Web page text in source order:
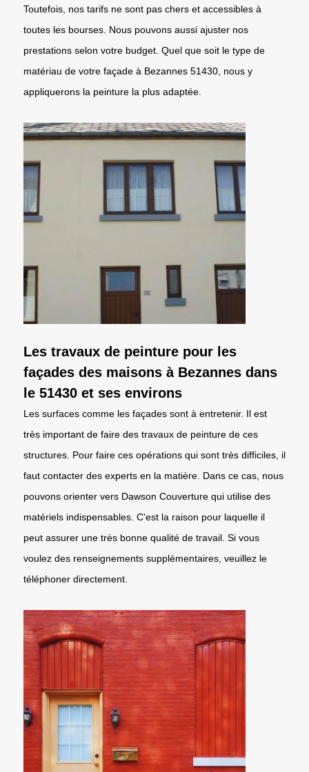
Toutefois, nos tarifs ne sont pas chers et accessibles à
toutes les bourses. Nous pouvons aussi ajuster nos
prestations selon votre budget. Quel que soit le type de
matériau de votre façade à Bezannes 51430, nous y
appliquerons la peinture la plus adaptée.
Les travaux de peinture pour les
façades des maisons à Bezannes dans
le 51430 et ses environs
Les surfaces comme les façades sont à entretenir. Il est
très important de faire des travaux de peinture de ces
structures. Pour faire ces opérations qui sont très difficiles, il
faut contacter des experts en la matière. Dans ce cas, nous
pouvons orienter vers Dawson Couverture qui utilise des
matériels indispensables. C'est la raison pour laquelle il
peut assurer une très bonne qualité de travail. Si vous
voulez des renseignements supplémentaires, veuillez le
téléphoner directement.